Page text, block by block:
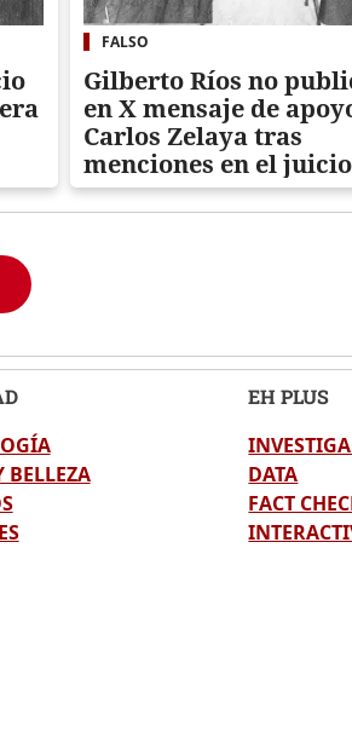
FALSO
Gilberto Ríos no
en X mensaje de
Carlos Zelaya tras
menciones en el
JOH
BELLEZA
EH PLUS
DATA
FACT